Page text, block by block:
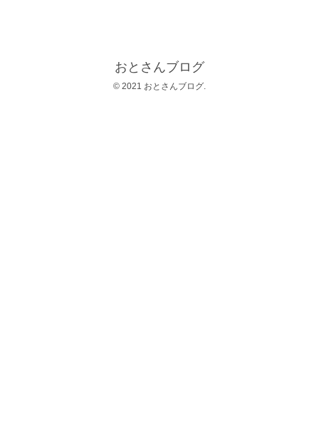
おとさんブログ
© 2021 おとさんブログ.